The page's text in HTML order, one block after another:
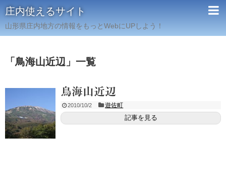
庄内使えるサイト
山形県庄内地方の情報をもっとWebにUPしよう！
「 鳥海山近辺 」 一覧
鳥海山近辺
2010/10/2 遊佐町
記事を見る